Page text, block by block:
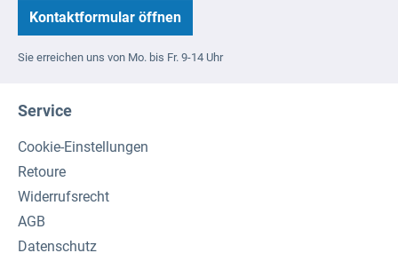
Kontaktformular öffnen
Sie erreichen uns von Mo. bis Fr. 9-14 Uhr
Service
Cookie-Einstellungen
Retoure
Widerrufsrecht
AGB
Datenschutz